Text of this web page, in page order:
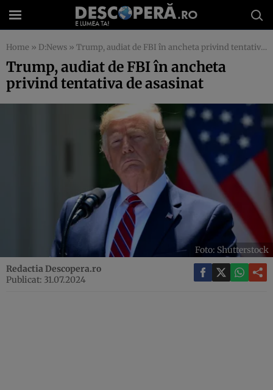
Home » D:News » Trump, audiat de FBI în ancheta privind tentativa de asasinat
Trump, audiat de FBI în ancheta
privind tentativa de asasinat
Foto: Shutterstock
Redactia Descopera.ro
Publicat: 31.07.2024